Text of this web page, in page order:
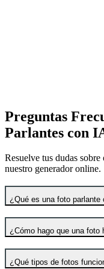
Preguntas
Parlantes con
Resuelve tus dudas
nuestro generador online.
¿Qué es una foto parlante
¿Cómo hago que una foto
¿Qué tipos de fotos